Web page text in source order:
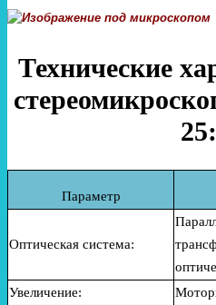
Технические
25:
Параметр
Оптическая система:
П
Увеличение:
М